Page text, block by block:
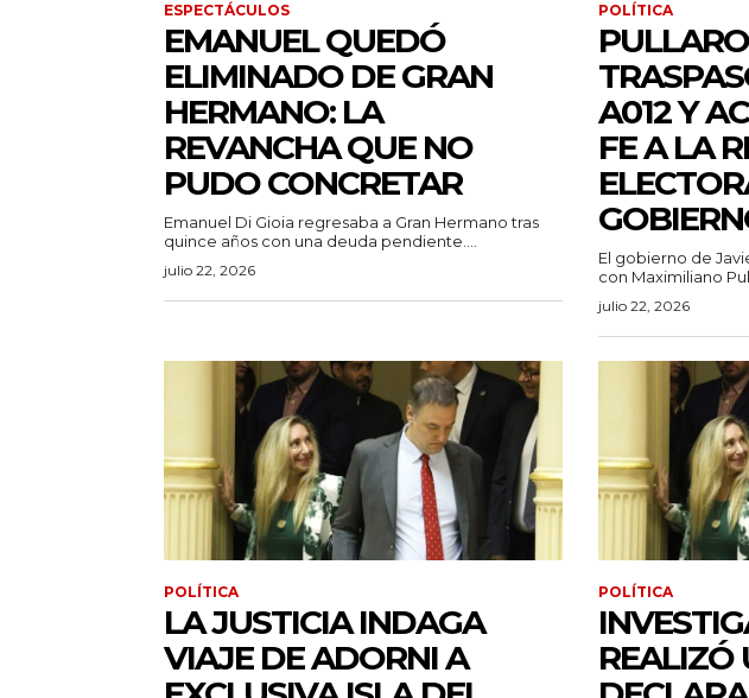
ESPECTÁCULOS
EMANUEL QUEDÓ
ELIMINADO DE GRAN
HERMANO: LA
REVANCHA QUE NO
PUDO CONCRETAR
Emanuel Di Gioia regresaba a Gran Hermano tras
quince años con una deuda pendiente....
julio 22, 2026
POLÍTICA
A012 Y
FE A LA
El gobierno de
con Maximiliano
julio 22, 2026
POLÍTICA
LA JUSTICIA INDAGA
VIAJE DE ADORNI A
POLÍTICA
REALIZÓ